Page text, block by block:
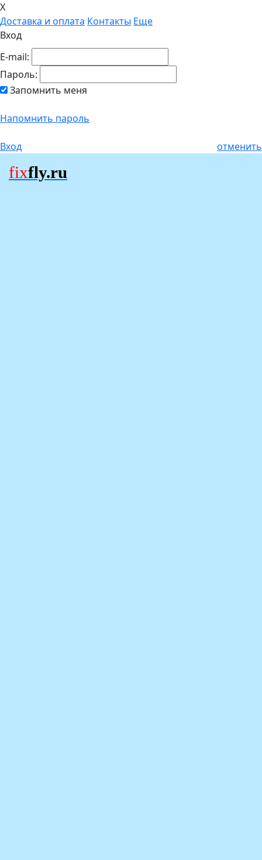
X
Доставка и оплата Контакты Еще
Вход
E-mail:
Пароль:
Запомнить меня
Напомнить пароль
Вход отменить
fixfly.ru